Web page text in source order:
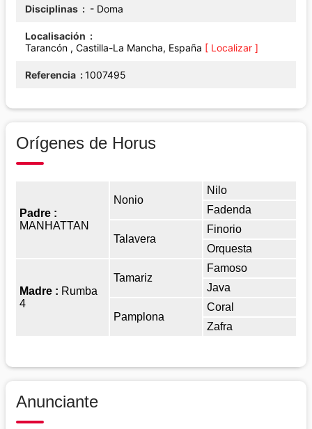
Disciplinas - Doma
Localisación
Tarancón , Castilla-La Mancha, España [ Localizar ]
Referencia 1007495
Orígenes de Horus
Padre :
MANHATTAN
Nonio
Nilo
Fadenda
Talavera
Finorio
Orquesta
Madre : Rumba
4
Tamariz
Famoso
Java
Pamplona
Coral
Zafra
Anunciante